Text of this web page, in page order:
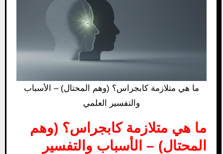
ما هي متلازمة كابجراس؟ (وهم المحتال) – الأسباب
والتفسير العلمي
ما هي متلازمة كابجراس؟ (وهم
المحتال) – الأسباب والتفسير